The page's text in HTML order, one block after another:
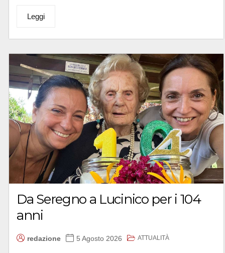
Leggi
Da Seregno a Lucinico per i 104
anni
redazione 5 Agosto 2026 ATTUALITÀ